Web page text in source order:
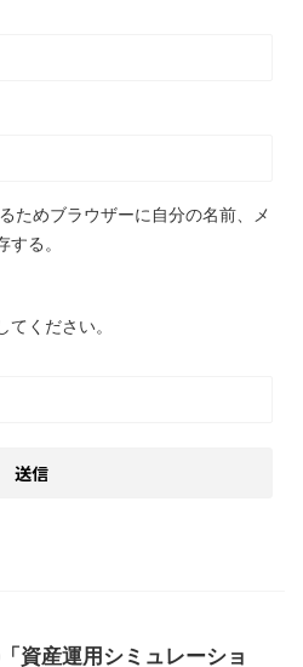
ためブラウザーに自分の名前、メ
る。
てください。
資産運用シミュレーショ